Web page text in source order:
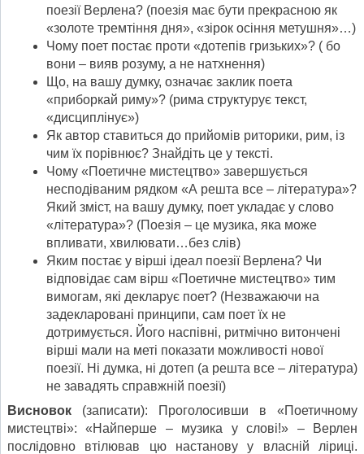
поезії Верлена? (поезія має бути прекрасною як
«золоте тремтіння дня», «зірок осіння метушня»…)
Чому поет постає проти «дотепів гризьких»? ( бо
вони – вияв розуму, а не натхнення)
Що, на вашу думку, означає заклик поета
«приборкай риму»? (рима структурує текст,
«дисциплінує»)
Як автор ставиться до прийомів риторики, рим, із
чим їх порівнює? Знайдіть це у тексті.
Чому «Поетичне мистецтво» завершується
несподіваним рядком «А решта все – література»?
Який зміст, на вашу думку, поет укладає у слово
«література»? (Поезія – це музика, яка може
впливати, хвилювати…без слів)
Яким постає у вірші ідеал поезії Верлена? Чи
відповідає сам вірш «Поетичне мистецтво» тим
вимогам, які декларує поет? (Незважаючи на
задекларовані принципи, сам поет їх не
дотримується. Його наспівні, ритмічно витончені
вірші мали на меті показати можливості нової
поезії. Ні думка, ні дотеп (а решта все – література)
не завадять справжній поезії)
Висновок (записати): Проголосивши в «Поетичному
мистецтві»: «Найперше – музика у слові!» – Верлен
послідовно втілював цю настанову у власній ліриці.